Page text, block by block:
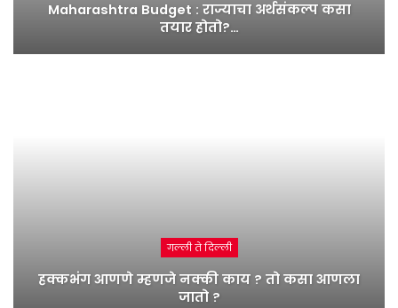
Maharashtra Budget : राज्याचा अर्थसंकल्प कसा
तयार होतो?…
गल्ली ते दिल्ली
हक्कभंग आणणे म्हणजे नक्की काय ? तो कसा आणला
जातो ?